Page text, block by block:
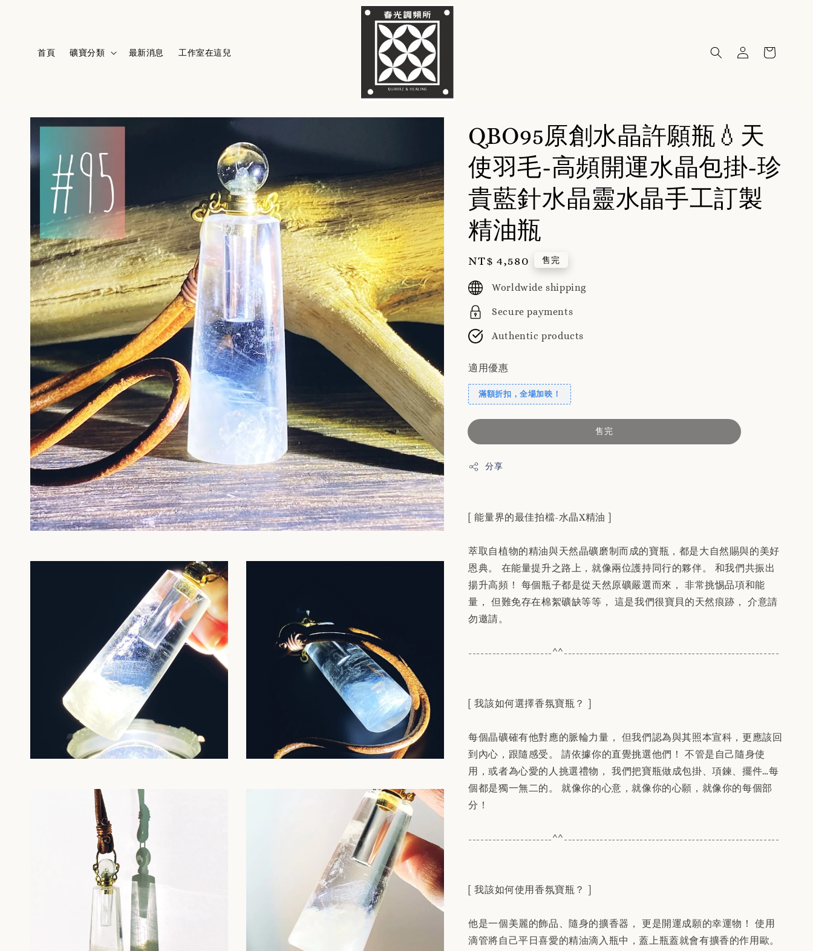
首頁 礦寶分類 最新消息 工作室在這兒
QBO95原創水晶許願瓶💧天
使羽毛-高頻開運水晶包掛-珍
貴藍針水晶靈水晶手工訂製
精油瓶
Regular
price
NT$ 4,580 售完
Worldwide shipping
Secure payments
Authentic products
適用優惠
滿額折扣，全場加映！
售完
分享
[ 能量界的最佳拍檔-水晶X精油 ]
萃取自植物的精油與天然晶礦磨制而成的寶瓶，都是大自然賜與的美好
恩典。 在能量提升之路上，就像兩位護持同行的夥伴。 和我們共振出
揚升高頻！ 每個瓶子都是從天然原礦嚴選而來， 非常挑惕品項和能
量， 但難免存在棉絮礦缺等等， 這是我們很寶貝的天然痕跡， 介意請
勿邀請。
---------------------^^------------------------------------------------------
[ 我該如何選擇香氛寶瓶？ ]
每個晶礦確有他對應的脈輪力量， 但我們認為與其照本宣科，更應該回
到內心，跟隨感受。 請依據你的直覺挑選他們！ 不管是自己隨身使
用，或者為心愛的人挑選禮物， 我們把寶瓶做成包掛、項鍊、擺件…每
個都是獨一無二的。 就像你的心意，就像你的心願，就像你的每個部
分！
---------------------^^------------------------------------------------------
[ 我該如何使用香氛寶瓶？ ]
他是一個美麗的飾品、隨身的擴香器， 更是開運成願的幸運物！ 使用
滴管將自己平日喜愛的精油滴入瓶中，蓋上瓶蓋就會有擴香的作用歐。